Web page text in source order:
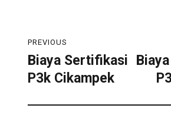
PREVIOUS
Biaya Sertifikasi
P3k Cikampek